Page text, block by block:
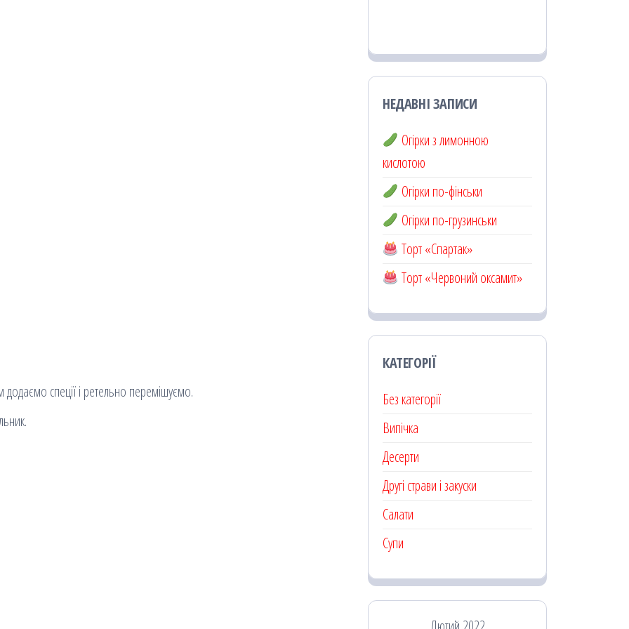
спеції і ретельно перемішуємо.
НЕДАВНІ ЗАПИСИ
Огірки з лимонною
кислотою
Огірки по-фінськи
Огірки по-грузинськи
Торт «Спартак»
Торт «Червоний оксамит»
КАТЕГОРІЇ
Без категорії
Випічка
Десерти
Другі страви і закуски
Салати
Супи